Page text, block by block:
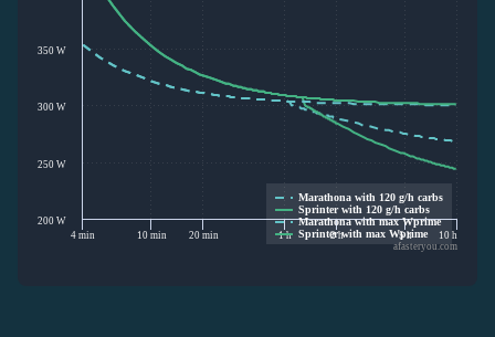
4 min 10 min 20 min 1 h 2 h 5 h 10 h
200 W
250 W
300 W
350 W
Marathona with 120 g/h carbs
Sprinter with 120 g/h carbs
Marathona with max Wprime
Sprinter with max Wprime
afasteryou.com